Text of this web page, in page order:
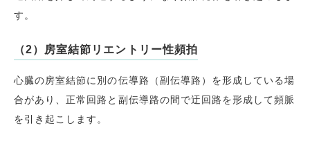
す。
（2）房室結節リエントリー性頻拍
心臓の房室結節に別の伝導路（副伝導路）を形成している場
合があり、正常回路と副伝導路の間で迂回路を形成して頻脈
を引き起こします。